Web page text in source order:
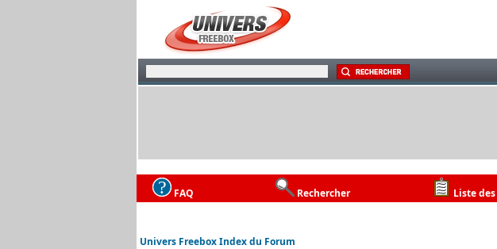
FAQ Rechercher Liste
Univers Freebox Index du Forum